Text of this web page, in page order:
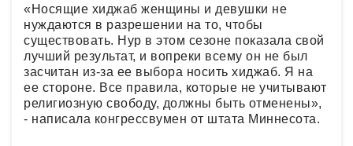
«Носящие хиджаб женщины и девушки не
нуждаются в разрешении на то, чтобы
существовать. Нур в этом сезоне показала свой
лучший результат, и вопреки всему он не был
засчитан из-за ее выбора носить хиджаб. Я на
ее стороне. Все правила, которые не учитывают
религиозную свободу, должны быть отменены»,
- написала конгрессвумен от штата Миннесота.